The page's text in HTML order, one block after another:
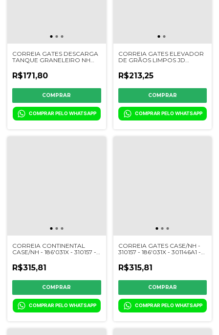
CORREIA GATES DESCARGA
TANQUE GRANELEIRO NH
R$171,80
COMPRAR PELO WHATSAPP
CORREIA GATES ELEVADOR
DE GRÃOS LIMPOS JD
- 502165 - CQ13837
R$213,25
COMPRAR PELO WHATSAPP
CORREIA CONTINENTAL
CASE/NH - 186'031X - 310157 -
R$315,81
COMPRAR PELO WHATSAPP
CORREIA GATES CASE/NH -
310157 - 186'031X - 301146A1 -
R$315,81
COMPRAR PELO WHATSAPP